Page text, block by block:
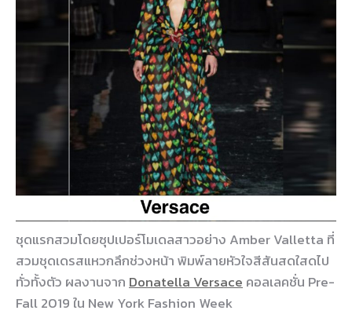
ชุดแรกสวมโดยซุปเปอร์โมเดลสาวอย่าง Amber Valletta ที่
สวมชุดเดรสแหวกลึกช่วงหน้า พิมพ์ลายหัวใจสีสันสดใสดไป
ทั่วทั้งตัว ผลงานจาก Donatella Versace คอลเลคชั่น Pre-
Fall 2019 ใน New York Fashion Week